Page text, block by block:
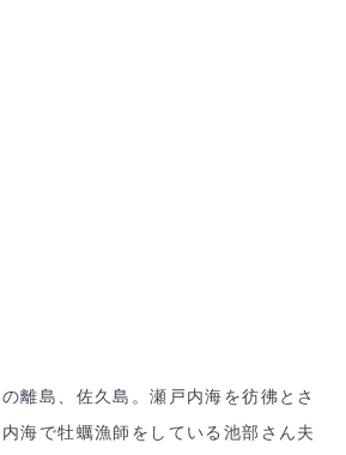
離島、佐久島。瀬戸内海を彷彿とさ
海で牡蠣漁師をしている池部さん夫